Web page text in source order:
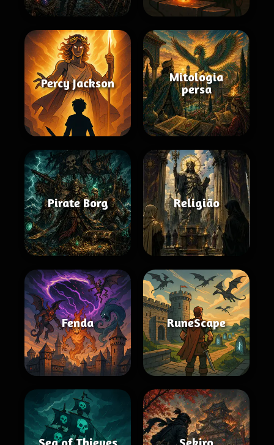
Percy Jackson
Mitologia
persa
Pirate Borg Religião
Fenda RuneScape